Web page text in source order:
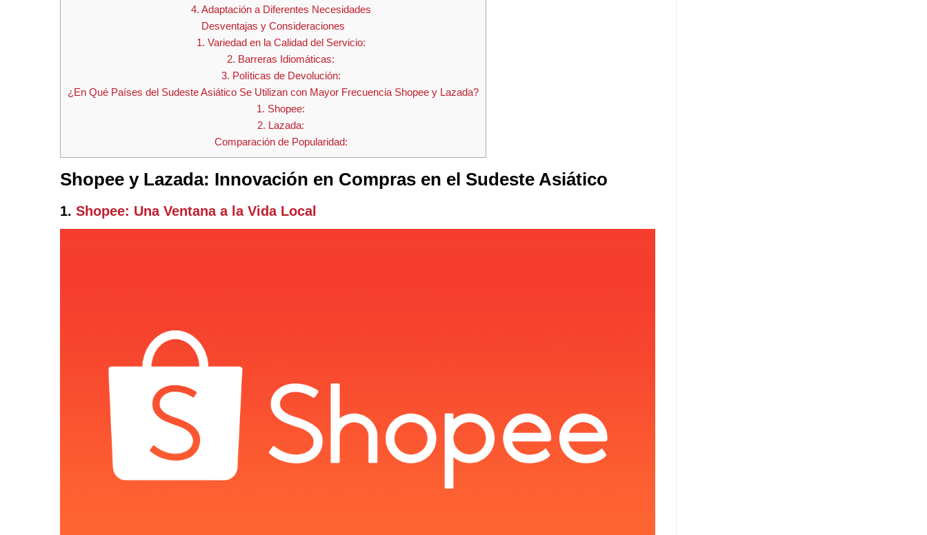
4. Adaptación a Diferentes Necesidades
Desventajas y Consideraciones
1. Variedad en la Calidad del Servicio:
2. Barreras Idiomáticas:
3. Políticas de Devolución:
¿En Qué Países del Sudeste Asiático Se Utilizan con Mayor Frecuencia Shopee y Lazada?
1. Shopee:
2. Lazada:
Comparación de Popularidad:
Shopee y Lazada: Innovación en Compras en el Sudeste Asiático
1. Shopee: Una Ventana a la Vida Local